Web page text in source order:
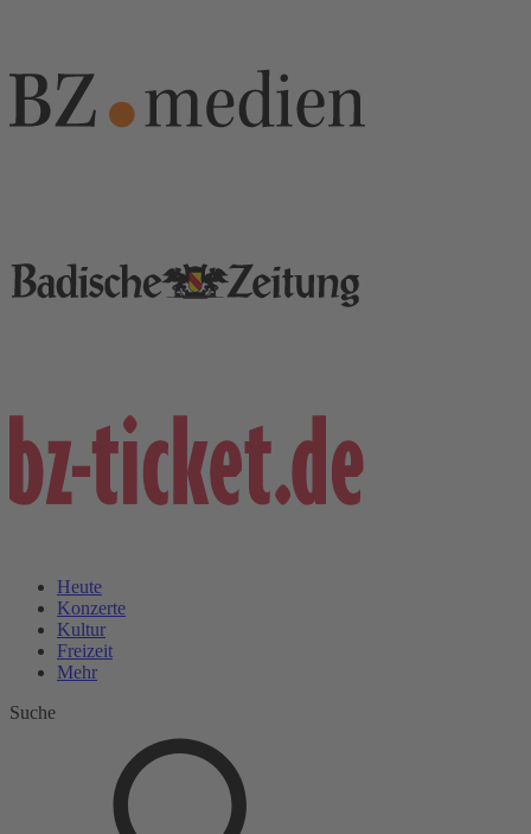
Heute
Konzerte
Kultur
Freizeit
Mehr
Suche